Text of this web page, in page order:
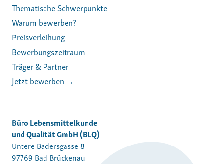
Thematische Schwerpunkte
Warum bewerben?
Preisverleihung
Bewerbungszeitraum
Träger & Partner
Jetzt bewerben →
Büro Lebensmittelkunde
und Qualität GmbH (BLQ)
Untere Badersgasse 8
97769 Bad Brückenau